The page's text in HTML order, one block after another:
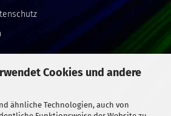
Cookies und andere
ähnliche Technologien, auch von